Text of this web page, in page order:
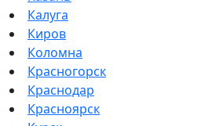
Калуга
Киров
Коломна
Красногорск
Краснодар
Красноярск